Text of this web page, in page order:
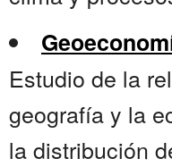
Estudio de la
geografía y la
la distribución